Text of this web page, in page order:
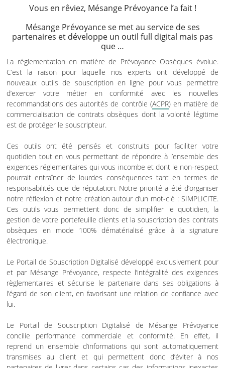
Vous en rêviez, Mésange Prévoyance l’a fait !
Mésange Prévoyance se met au service de ses
partenaires et développe un outil full digital mais pas
que …
La réglementation en matière de Prévoyance Obsèques évolue.
C’est la raison pour laquelle nos experts ont développé de
nouveaux outils de souscription en ligne pour vous permettre
d’exercer votre métier en conformité avec les nouvelles
recommandations des autorités de contrôle (ACPR) en matière de
commercialisation de contrats obsèques dont la volonté légitime
est de protéger le souscripteur.
Ces outils ont été pensés et construits pour faciliter votre
quotidien tout en vous permettant de répondre à l’ensemble des
exigences réglementaires qui vous incombe et dont le non-respect
pourrait entraîner de lourdes conséquences tant en termes de
responsabilités que de réputation. Notre priorité a été d’organiser
notre réflexion et notre création autour d’un mot-clé : SIMPLICITE.
Ces outils vous permettent donc de simplifier le quotidien, la
gestion de votre portefeuille clients et la souscription des contrats
obsèques en mode 100% dématérialisé grâce à la signature
électronique.
Le Portail de Souscription Digitalisé développé exclusivement pour
et par Mésange Prévoyance, respecte l’intégralité des exigences
règlementaires et sécurise le partenaire dans ses obligations à
l’égard de son client, en favorisant une relation de confiance avec
lui.
Le Portail de Souscription Digitalisé de Mésange Prévoyance
concilie performance commerciale et conformité. En effet, il
reprend un ensemble d’informations qui sont automatiquement
transmises au client et qui permettent donc d’éviter à nos